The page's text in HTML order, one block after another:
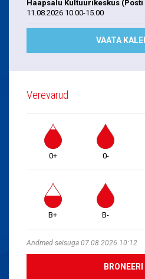
Haapsalu Kultuurikeskus (Posti
11.08.2026 10.00-15.00
VAATA
Verevarud
0+ 0-
B+ B-
Andmed seisuga 07.08.2026 10:12
BRONEERI